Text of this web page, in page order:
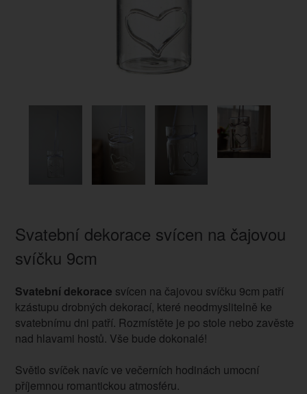
Svatební dekorace svícen na čajovou
svíčku 9cm
Svatební dekorace svícen na čajovou svíčku 9cm patří
kzástupu drobných dekorací, které neodmyslitelně ke
svatebnímu dni patří. Rozmístěte je po stole nebo zavěste
nad hlavami hostů. Vše bude dokonalé!
Světlo svíček navíc ve večerních hodinách umocní
příjemnou romantickou atmosféru.